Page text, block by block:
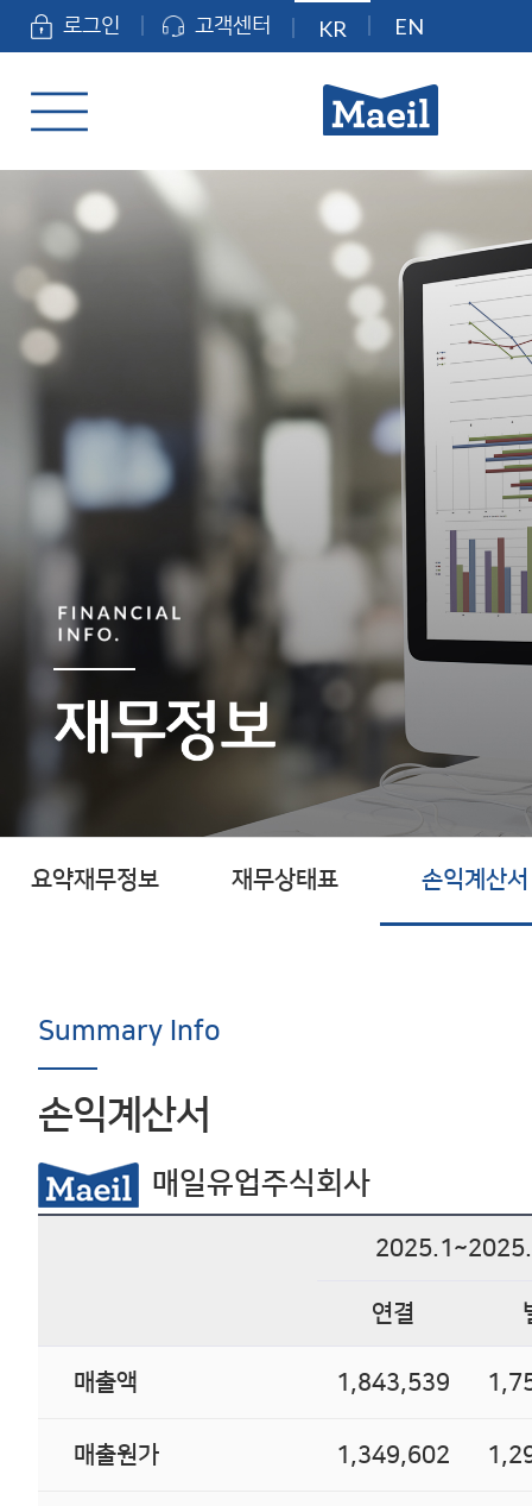
로그인 고객센터 KR EN
요약재무정보 재무상태표 손익계산서
Summary Info
손익계산서
매일유업주식회사
연결
매출액 1,843,539
매출원가 1,349,602